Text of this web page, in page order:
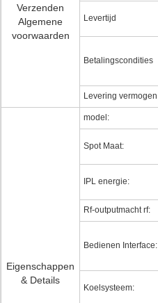
Verzenden
Algemene
voorwaarden
Levertijd
Betalingscondities
Levering vermogen
Eigenschappen
& Details
model:
Spot Maat:
IPL energie:
Rf-outputmacht rf:
Bedienen Interface:
Koelsysteem: